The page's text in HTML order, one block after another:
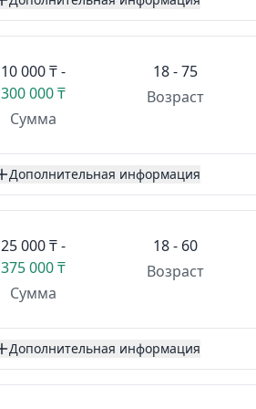
10 000 ₸ -
300 000 ₸
Сумма
18 - 75
Возраст
Дополнительная информация
25 000 ₸ -
375 000 ₸
Сумма
18 - 60
Возраст
Дополнительная информация